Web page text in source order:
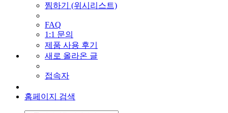
찜하기 (위시리스트)
FAQ
1:1 문의
제품 사용 후기
새로 올라온 글
접속자
홈페이지 검색